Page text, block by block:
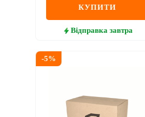
КУПИТИ
Відправка завтра
-5%